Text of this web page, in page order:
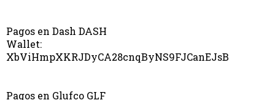
Pagos en Dash DASH
Wallet:
XbViHmpXKRJDyCA28cnqByNS9FJCanEJsB
Pagos en Glufco GLF